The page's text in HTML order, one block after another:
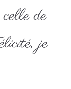
de
je